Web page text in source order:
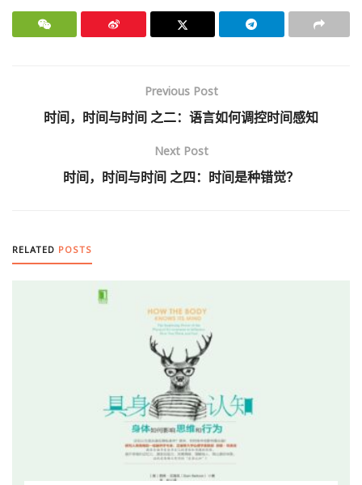
Previous Post
时间，时间与时间 之二：语言如何调控时间感知
Next Post
时间，时间与时间 之四：时间是种错觉？
RELATED POSTS